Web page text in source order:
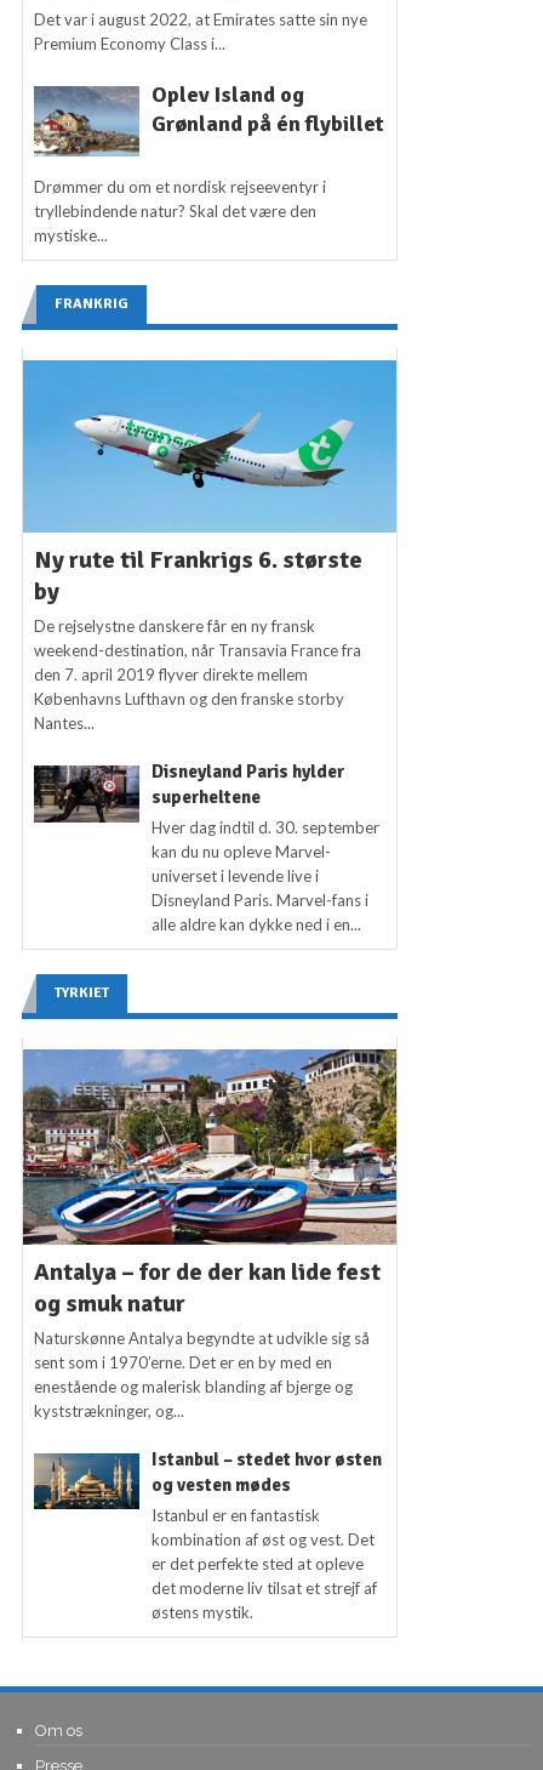
Det var i august 2022, at Emirates satte sin nye
Premium Economy Class i...
Oplev Island og
Grønland på én flybillet
Drømmer du om et nordisk rejseeventyr i
tryllebindende natur? Skal det være den
mystiske...
FRANKRIG
Ny rute til Frankrigs 6. største
by
De rejselystne danskere får en ny fransk
weekend-destination, når Transavia France fra
den 7. april 2019 flyver direkte mellem
Københavns Lufthavn og den franske storby
Nantes...
Disneyland Paris hylder
superheltene
Hver dag indtil d. 30. september
kan du nu opleve Marvel-
universet i levende live i
Disneyland Paris. Marvel-fans i
alle aldre kan dykke ned i en...
TYRKIET
Antalya – for de der kan lide fest
og smuk natur
Naturskønne Antalya begyndte at udvikle sig så
sent som i 1970’erne. Det er en by med en
enestående og malerisk blanding af bjerge og
kyststrækninger, og...
Istanbul – stedet hvor østen
og vesten mødes
Istanbul er en fantastisk
kombination af øst og vest. Det
er det perfekte sted at opleve
det moderne liv tilsat et strejf af
østens mystik.
Om os
Presse